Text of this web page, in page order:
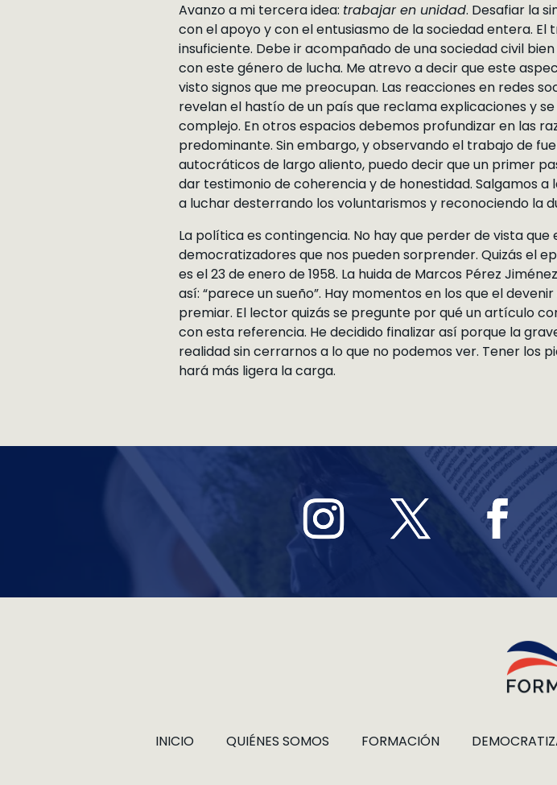
Avanzo a mi tercera idea: trabajar en unidad. Desafiar la
con el apoyo y con el entusiasmo de la sociedad entera.
insuficiente. Debe ir acompañado de una sociedad civil
con este género de lucha. Me atrevo a decir que este
visto signos que me preocupan. Las reacciones en redes
revelan el hastío de un país que reclama explicaciones y
complejo. En otros espacios debemos profundizar en las
predominante. Sin embargo, y observando el trabajo de
autocráticos de largo aliento, puedo decir que un primer
dar testimonio de coherencia y de honestidad. Salgamos
a luchar desterrando los voluntarismos y reconociendo la
La política es contingencia. No hay que perder de vista
democratizadores que nos pueden sorprender. Quizás el
es el 23 de enero de 1958. La huida de Marcos Pérez
así: “parece un sueño”. Hay momentos en los que el
premiar. El lector quizás se pregunte por qué un artículo
con esta referencia. He decidido finalizar así porque la
realidad sin cerrarnos a lo que no podemos ver. Tener los
hará más ligera la carga.
INICIO QUIÉNES SOMOS FORMACIÓN